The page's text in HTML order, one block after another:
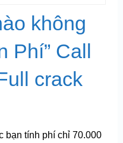
không
Phí” Call
crack
bạn tính phí chỉ 70.000